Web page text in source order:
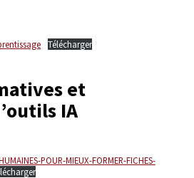
Télécharger
et
IA
POUR-MIEUX-FORMER-FICHES-